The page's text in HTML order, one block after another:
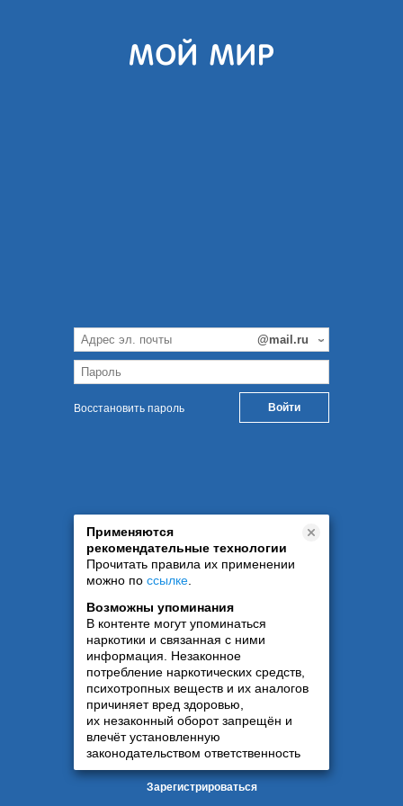
Восстановить пароль
Применяются
рекомендательные технологии
Прочитать правила их применении
можно по ссылке
Возможны упоминания
В контенте могут упоминаться
наркотики и связанная с ними
информация. Незаконное
потребление наркотических средств,
психотропных веществ и их аналогов
причиняет вред здоровью,
их незаконный оборот запрещён и
влечёт установленную
законодательством ответственность
Зарегистрироваться